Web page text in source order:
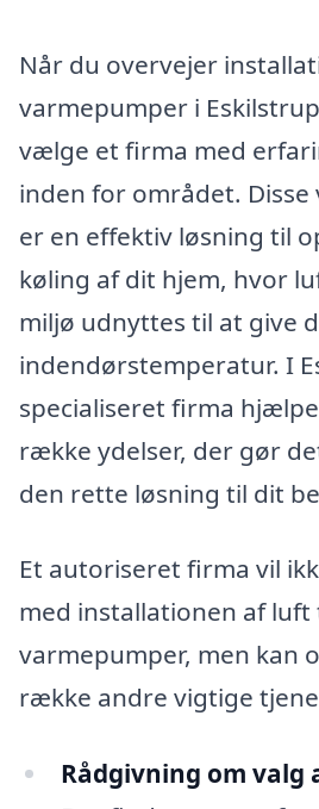
Når du overvejer
varmepumper i
vælge et firma med
inden for området.
er en effektiv løsning til
køling af dit hjem, hvor
miljø udnyttes til at give
indendørstemperatur. I
specialiseret firma
række ydelser, der gør
den rette løsning til dit
Et autoriseret firma vil
med installationen af luft
varmepumper, men kan
række andre vigtige
Rådgivning om valg